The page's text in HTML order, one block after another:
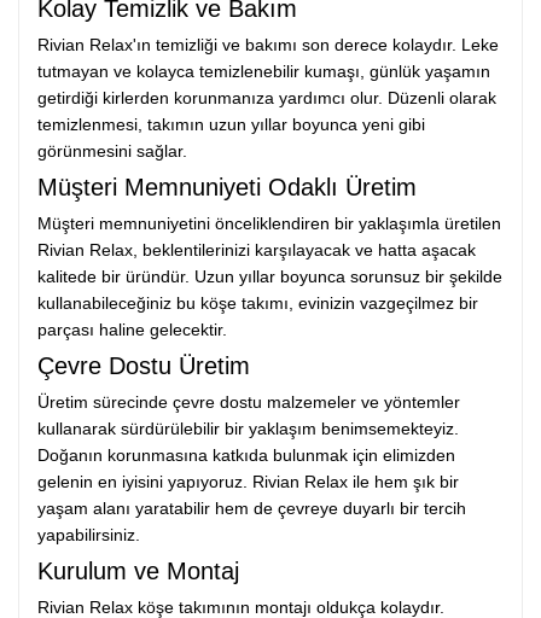
Kolay Temizlik ve Bakım
Rivian Relax'ın temizliği ve bakımı son derece kolaydır. Leke
tutmayan ve kolayca temizlenebilir kumaşı, günlük yaşamın
getirdiği kirlerden korunmanıza yardımcı olur. Düzenli olarak
temizlenmesi, takımın uzun yıllar boyunca yeni gibi
görünmesini sağlar.
Müşteri Memnuniyeti Odaklı Üretim
Müşteri memnuniyetini önceliklendiren bir yaklaşımla üretilen
Rivian Relax, beklentilerinizi karşılayacak ve hatta aşacak
kalitede bir üründür. Uzun yıllar boyunca sorunsuz bir şekilde
kullanabileceğiniz bu köşe takımı, evinizin vazgeçilmez bir
parçası haline gelecektir.
Çevre Dostu Üretim
Üretim sürecinde çevre dostu malzemeler ve yöntemler
kullanarak sürdürülebilir bir yaklaşım benimsemekteyiz.
Doğanın korunmasına katkıda bulunmak için elimizden
gelenin en iyisini yapıyoruz. Rivian Relax ile hem şık bir
yaşam alanı yaratabilir hem de çevreye duyarlı bir tercih
yapabilirsiniz.
Kurulum ve Montaj
Rivian Relax köşe takımının montajı oldukça kolaydır.